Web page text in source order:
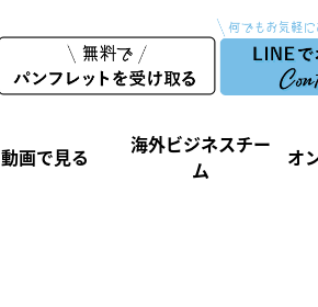
動画で見る
海外ビジネスチー
ム
オ